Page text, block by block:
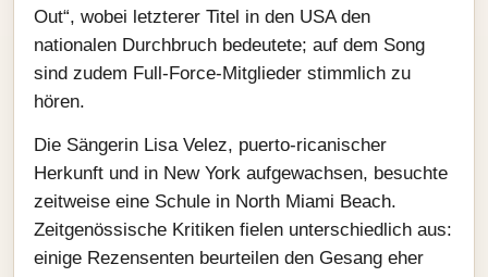
Out“, wobei letzterer Titel in den USA den
nationalen Durchbruch bedeutete; auf dem Song
sind zudem Full-Force-Mitglieder stimmlich zu
hören.
Die Sängerin Lisa Velez, puerto-ricanischer
Herkunft und in New York aufgewachsen, besuchte
zeitweise eine Schule in North Miami Beach.
Zeitgenössische Kritiken fielen unterschiedlich aus:
einige Rezensenten beurteilen den Gesang eher